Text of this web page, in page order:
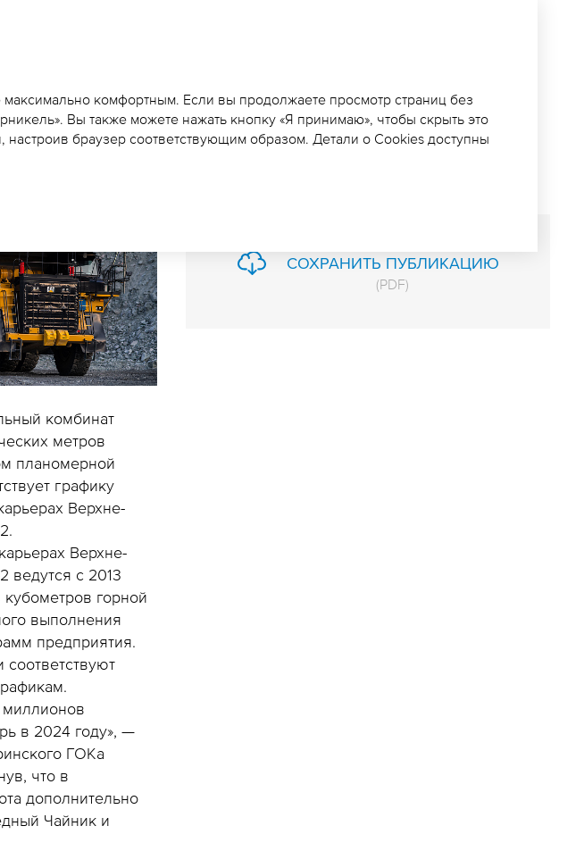
ГОРНОЙ
комбинат
метров
планомерной
графику
Верхне-
Верхне-
ведутся с 2013
горной
выполнения
предприятия.
в 2024 году», —
ГОКа
что в
дополнительно
Чайник и
СОХРАНИТЬ ПУБЛИКАЦИЮ
(PDF)
комфортным. Если вы продолжаете просмотр страниц без
Вы также можете нажать кнопку «Я принимаю», чтобы скрыть это
браузер соответствующим образом. Детали о Cookies доступны